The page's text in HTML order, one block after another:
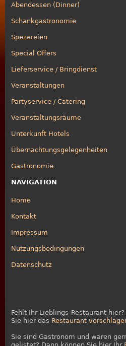
Abendessen (Dinner)
Schankgastronomie
Spezereien
Special Offers
Lieferservice / Bringdienst
Veranstaltungen
Partyservice / Catering
Veranstaltungsräume
Unterkunft Hotels
Übernachtungsgelegenheiten
Gastronomie
NAVIGATION
Home
Kontakt
Impressum
Nutzungsbedingungen
Datenschutz
Fehlt Ihr Lieblings-Restaurant
Sie hier das Restaurant
Sie sind Gastronom und wären